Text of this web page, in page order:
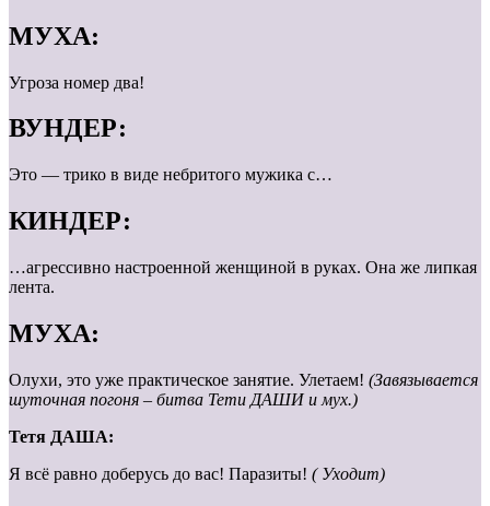
МУХА:
Угроза номер два!
ВУНДЕР:
Это — трико в виде небритого мужика с…
КИНДЕР:
…агрессивно настроенной женщиной в руках. Она же липкая
лента.
МУХА:
Олухи, это уже практическое занятие. Улетаем! (Завязывается
шуточная погоня – битва Тети ДАШИ и мух.)
Тетя ДАША:
Я всё равно доберусь до вас! Паразиты! ( Уходит)